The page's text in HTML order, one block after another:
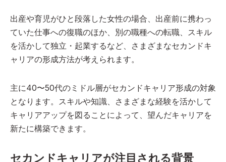
出産や育児がひと段落した女性の場合、出産前に携わっ
ていた仕事への復職のほか、別の職種への転職、スキル
を活かして独立・起業するなど、さまざまなセカンドキ
ャリアの形成方法が考えられます。
主に40〜50代のミドル層がセカンドキャリア形成の対象
となります。スキルや知識、さまざまな経験を活かして
キャリアアップを図ることによって、望んだキャリアを
新たに構築できます。
セカンドキャリアが注目される背景